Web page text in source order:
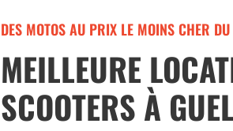
DES MOTOS AU PRIX LE MOINS CHER
MEILLEURE
SCOOTERS À